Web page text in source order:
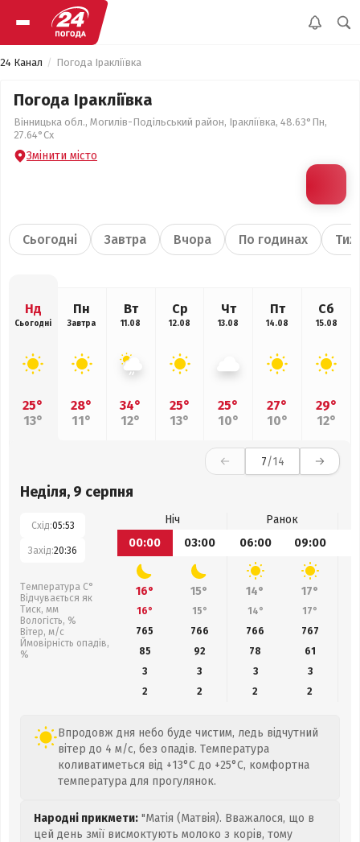
24 Канал Погода Іракліївка
Погода Іракліївка
Вінницька обл., Могилів-Подільський район, Іракліївка, 48.63°Пн,
27.64°Сх
Змінити місто
Сьогодні Завтра Вчора По годинах
Нд
Сьогодні
25°
13°
Пн
Завтра
28°
11°
Вт
11.08
34°
12°
Ср
12.08
25°
13°
Чт
13.08
25°
10°
Пт
14.08
27°
10°
Сб
15.08
29°
12°
7/14
Неділя, 9 серпня
Схід:05:53
Захід:20:36
Температура С°
Відчувається як
Тиск, мм
Вологість, %
Вітер, м/с
Ймовірність опадів,
%
Ніч
Ранок
00:00
03:00 06:00 09:00
16° 15° 14° 17°
16° 15° 14° 17°
765
766 766 767
85
92 78 61
3
3 3
3
2
2 2 2
Впродовж дня небо буде чистим, ледь відчутний
вітер до 4 м/с, без опадів. Температура
коливатиметься від +13°C до +25°C, комфортна
температура для прогулянок.
Народні прикмети: "Матія (Матвія). Вважалося, що в
цей день змії висмоктують молоко з корів, тому